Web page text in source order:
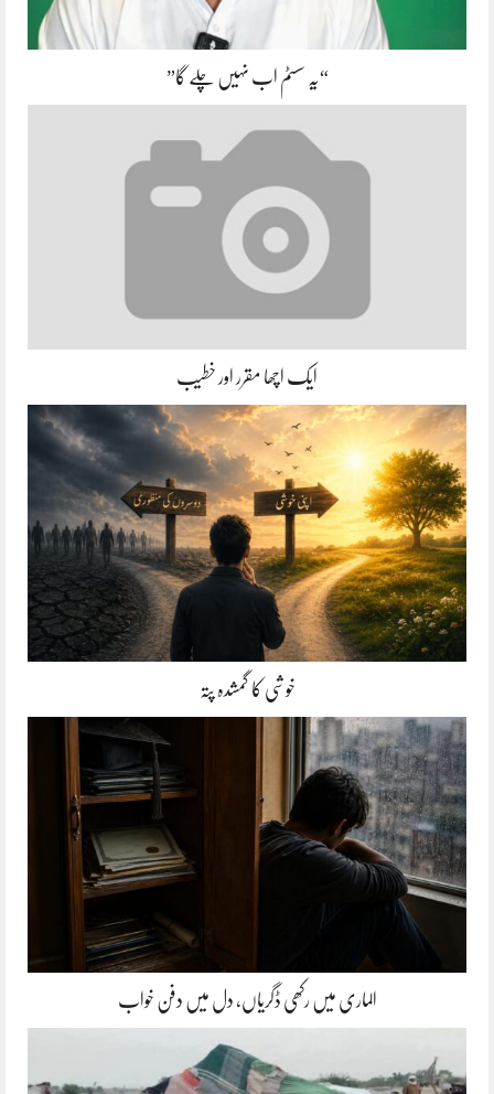
“یہ سسٹم اب نہیں چلے گا”
ایک اچھا مقرر اور خطیب
خوشی کا گمشدہ پتہ
الماری میں رکھی ڈگریاں، دل میں دفن خواب